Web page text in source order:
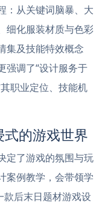
：从关键词脑暴、大
细化服装材质与色彩
集及技能特效概念
强调了“设计服务于
职业定位、技能机
的游戏世界
定了游戏的氛围与玩
案例教学，会带领学
款后末日题材游戏设